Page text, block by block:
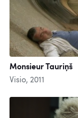
Monsieur Tauriņš
Visio, 2011